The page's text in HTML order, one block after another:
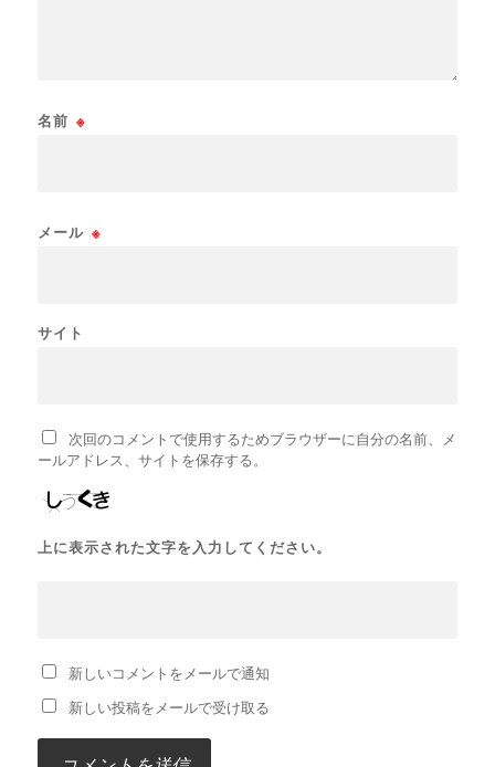
名前 ※
メール ※
サイト
次回のコメントで使用するためブラウザーに自分の名前、メ
ールアドレス、サイトを保存する。
上に表示された文字を入力してください。
新しいコメントをメールで通知
新しい投稿をメールで受け取る